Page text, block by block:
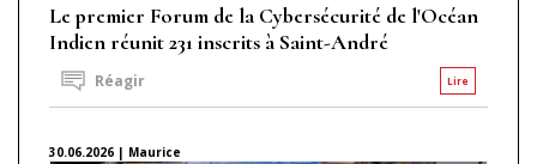
Le premier Forum de la Cybersécurité de l'Océan
Indien réunit 231 inscrits à Saint-André
Lire
Réagir
30.06.2026 | Maurice